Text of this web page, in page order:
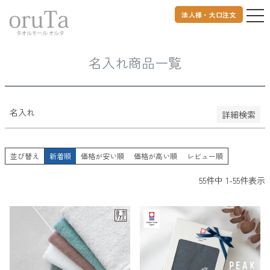
法人様・大口注文
トップページ
名入れ商品一覧
名入れ 詳細検索
価格が安い順
価格が高い順
優先度順
キーワードヒット順
検索
並び替え 新着順 価格が安い順 価格が高い順 レビュー順
55件中 1-55件表示